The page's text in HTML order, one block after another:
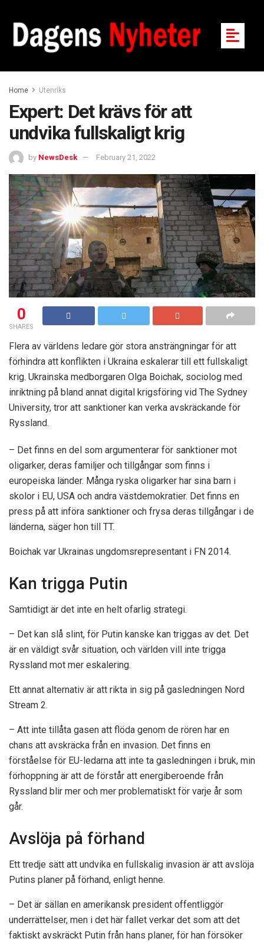
Home Utenriks
Expert: Det krävs för att
undvika fullskaligt krig
by NewsDesk February 21, 2022
0
SHARES
Flera av världens ledare gör stora ansträngningar för att
förhindra att konflikten i Ukraina eskalerar till ett fullskaligt
krig. Ukrainska medborgaren Olga Boichak, sociolog med
inriktning på bland annat digital krigsföring vid The Sydney
University, tror att sanktioner kan verka avskräckande för
Ryssland.
– Det finns en del som argumenterar för sanktioner mot
oligarker, deras familjer och tillgångar som finns i
europeiska länder. Många ryska oligarker har sina barn i
skolor i EU, USA och andra västdemokratier. Det finns en
press på att införa sanktioner och frysa deras tillgångar i de
länderna, säger hon till TT.
Boichak var Ukrainas ungdomsrepresentant i FN 2014.
Kan trigga Putin
Samtidigt är det inte en helt ofarlig strategi.
– Det kan slå slint, för Putin kanske kan triggas av det. Det
är en väldigt svår situation, och världen vill inte trigga
Ryssland mot mer eskalering.
Ett annat alternativ är att rikta in sig på gasledningen Nord
Stream 2.
– Att inte tillåta gasen att flöda genom de rören har en
chans att avskräcka från en invasion. Det finns en
förståelse för EU-ledarna att inte ta gasledningen i bruk, min
förhoppning är att de förstår att energiberoende från
Ryssland blir mer och mer problematiskt för varje år som
går.
Avslöja på förhand
Ett tredje sätt att undvika en fullskalig invasion är att avslöja
Putins planer på förhand, enligt henne.
– Det är sällan en amerikansk president offentliggör
underrättelser, men i det här fallet verkar det som att det
faktiskt avskräckt Putin från hans planer, för han försöker